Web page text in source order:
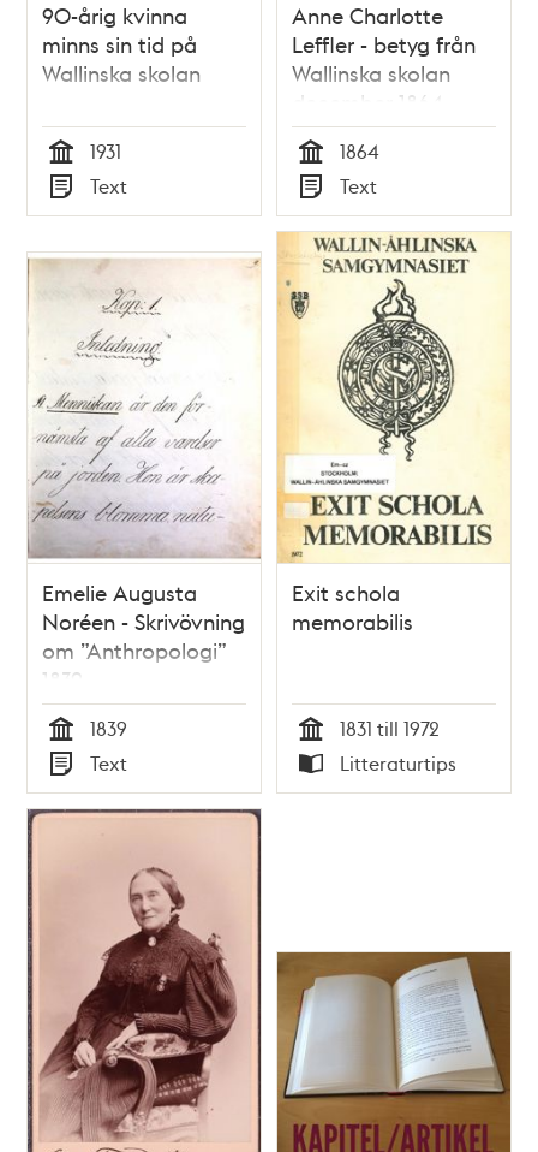
90-årig kvinna
minns sin tid på
Wallinska skolan
Tid
1931
Typ
Text
Anne Charlotte
Leffler - betyg från
Wallinska skolan
december 1864
Tid
1864
Typ
Text
Emelie Augusta
Noréen - Skrivövning
om ”Anthropologi”
1839
Tid
1839
Typ
Text
Exit schola
memorabilis
Tid
1831 till 1972
Typ
Litteraturtips